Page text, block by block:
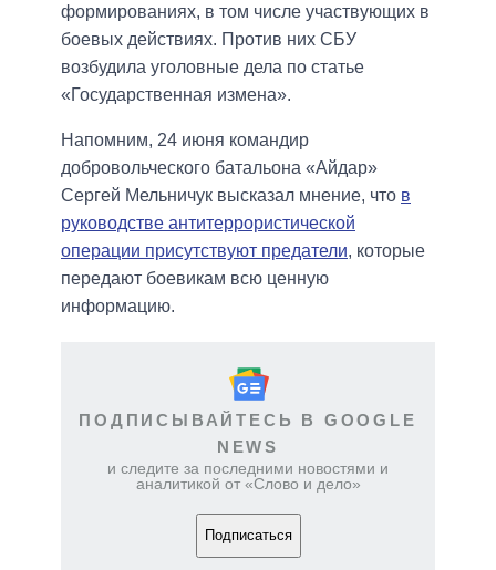
формированиях, в том числе участвующих в
боевых действиях. Против них СБУ
возбудила уголовные дела по статье
«Государственная измена».
Напомним, 24 июня командир
добровольческого батальона «Айдар»
Сергей Мельничук высказал мнение, что в
руководстве антитеррористической
операции присутствуют предатели, которые
передают боевикам всю ценную
информацию.
ПОДПИСЫВАЙТЕСЬ В GOOGLE
NEWS
и следите за последними новостями и
аналитикой от «Слово и дело»
Подписаться